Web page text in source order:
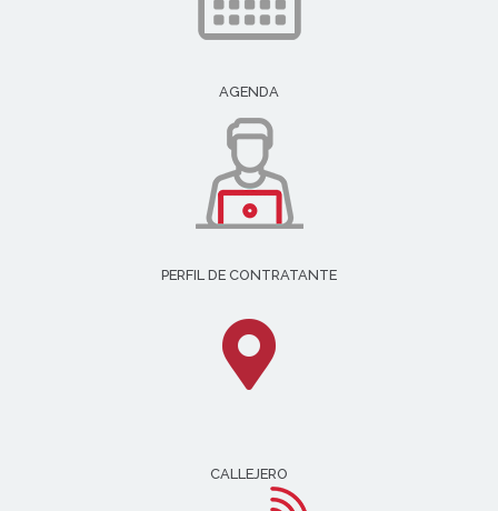
AGENDA
PERFIL DE CONTRATANTE
CALLEJERO